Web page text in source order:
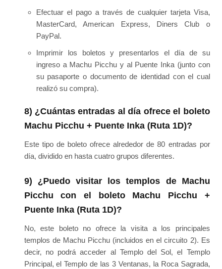
Efectuar el pago a través de cualquier tarjeta Visa,
MasterCard, American Express, Diners Club o
PayPal.
Imprimir los boletos y presentarlos el día de su
ingreso a Machu Picchu y al Puente Inka (junto con
su pasaporte o documento de identidad con el cual
realizó su compra).
8) ¿Cuántas entradas al día ofrece el boleto
Machu Picchu + Puente Inka (Ruta 1D)?
Este tipo de boleto ofrece alrededor de 80 entradas por
día, dividido en hasta cuatro grupos diferentes.
9) ¿Puedo visitar los templos de Machu
Picchu con el boleto Machu Picchu +
Puente Inka (Ruta 1D)?
No, este boleto no ofrece la visita a los principales
templos de Machu Picchu (incluidos en el circuito 2). Es
decir, no podrá acceder al Templo del Sol, el Templo
Principal, el Templo de las 3 Ventanas, la Roca Sagrada,